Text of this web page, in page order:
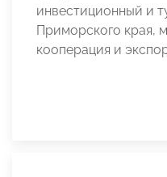
инвестиционный и
Приморского края,
кооперация и